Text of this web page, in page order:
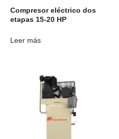
Compresor eléctrico dos
etapas 15-20 HP
Leer más